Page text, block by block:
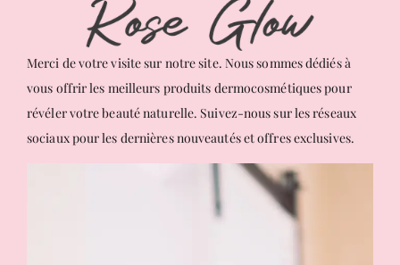
Merci de votre visite sur notre site. Nous sommes dédiés à
vous offrir les meilleurs produits dermocosmétiques pour
révéler votre beauté naturelle. Suivez-nous sur les réseaux
sociaux pour les dernières nouveautés et offres exclusives.